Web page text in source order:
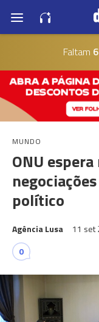
Faltam
MUNDO
ONU
político
Agência Lusa 11 set
0